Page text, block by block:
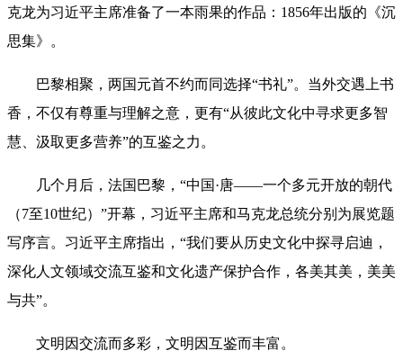
克龙为习近平主席准备了一本雨果的作品：1856年出版的《沉
思集》。
巴黎相聚，两国元首不约而同选择“书礼”。当外交遇上书
香，不仅有尊重与理解之意，更有“从彼此文化中寻求更多智
慧、汲取更多营养”的互鉴之力。
几个月后，法国巴黎，“中国·唐——一个多元开放的朝代
（7至10世纪）”开幕，习近平主席和马克龙总统分别为展览题
写序言。习近平主席指出，“我们要从历史文化中探寻启迪，
深化人文领域交流互鉴和文化遗产保护合作，各美其美，美美
与共”。
文明因交流而多彩，文明因互鉴而丰富。